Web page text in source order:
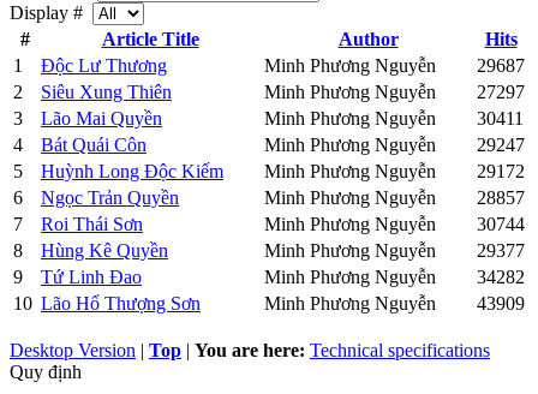
Display #
#
Article Title Author
Hits
1
Độc Lư Thương Minh Phương Nguyễn
29687
2
Siêu Xung Thiên Minh Phương Nguyễn
27297
3
Lão Mai Quyền Minh Phương Nguyễn
30411
4
Bát Quái Côn Minh Phương Nguyễn
29247
5
Huỳnh Long Độc Kiếm Minh Phương Nguyễn
29172
6
Ngọc Trản Quyền Minh Phương Nguyễn
28857
7
Roi Thái Sơn Minh Phương Nguyễn
30744
8
Hùng Kê Quyền Minh Phương Nguyễn
29377
9
Tứ Linh Đao Minh Phương Nguyễn
34282
10 Lão Hổ Thượng Sơn Minh Phương Nguyễn 43909
Desktop Version | Top | You are here: Technical specifications
Quy định